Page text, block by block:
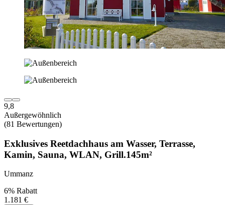
9,8
Außergewöhnlich
(81 Bewertungen)
Exklusives Reetdachhaus am Wasser, Terrasse,
Kamin, Sauna, WLAN, Grill.145m²
Ummanz
6% Rabatt
1.181 €